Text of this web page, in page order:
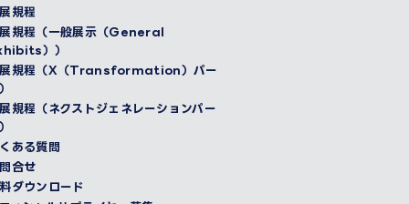
規程
規程（一般展示（General
））
規程（X（Transformation）パー
規程（ネクストジェネレーションパー
ある質問
合せ
ダウンロード